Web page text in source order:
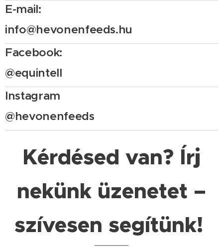
E-mail:
info@hevonenfeeds.hu
Facebook:
@equintell
Instagram
@hevonenfeeds
Kérdésed van? Írj
nekünk üzenetet –
szívesen segítünk!